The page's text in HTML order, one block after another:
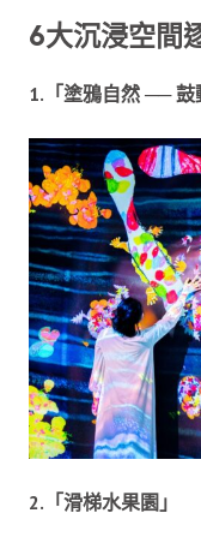
6大沉浸空間
1.「塗鴉自然 ── 鼓
2.「滑梯水果園」